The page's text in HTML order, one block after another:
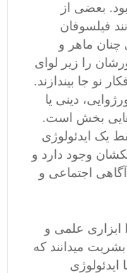
بعضی از
فیلسوفان
ماهر و
را زیر لوای
نو جا بیندازند.
دینی یا
بخش است.
یک ایدئولوژی
وجود دارد و
اجتماعی و
ابزاری علمی و
میدانند که